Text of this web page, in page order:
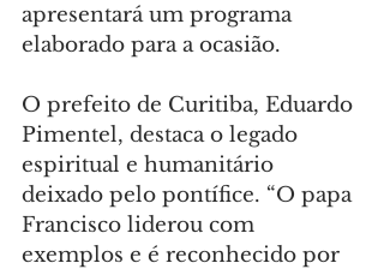
apresentará um programa
elaborado para a ocasião.
O prefeito de Curitiba, Eduardo
Pimentel, destaca o legado
espiritual e humanitário
deixado pelo pontífice. “O papa
Francisco liderou com
exemplos e é reconhecido por